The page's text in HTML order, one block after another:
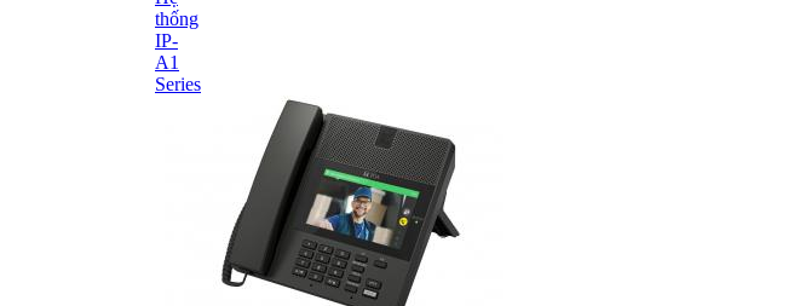
thống
IP-
A1
Series